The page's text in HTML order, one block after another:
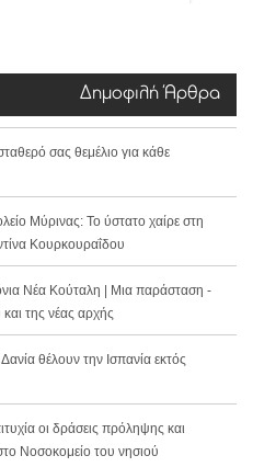
Δημοφιλή Άρθρα
σας θεμέλιο για κάθε
Μύρινας: Το ύστατο χαίρε στη
Κουρκουραΐδου
Νέα Κούταλη | Μια παράσταση -
της νέας αρχής
θέλουν την Ισπανία εκτός
οι δράσεις πρόληψης και
Νοσοκομείο του νησιού